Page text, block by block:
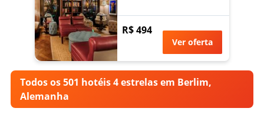
R$ 494
Ver oferta
Todos os 501 hotéis 4 estrelas em Berlim,
Alemanha